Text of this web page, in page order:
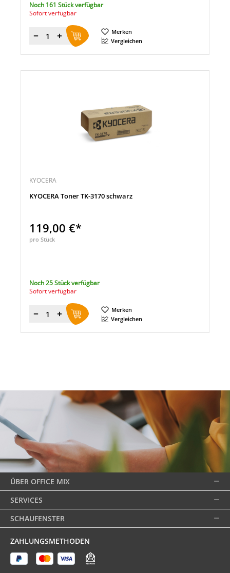
Noch 161 Stück verfügbar
Sofort verfügbar
Menge
Merken
Vergleichen
KYOCERA
KYOCERA Toner TK-3170 schwarz
119,00 €*
pro Stück
Noch 25 Stück verfügbar
Sofort verfügbar
Menge
Merken
Vergleichen
ÜBER OFFICE MIX
SERVICES
SCHAUFENSTER
ZAHLUNGSMETHODEN